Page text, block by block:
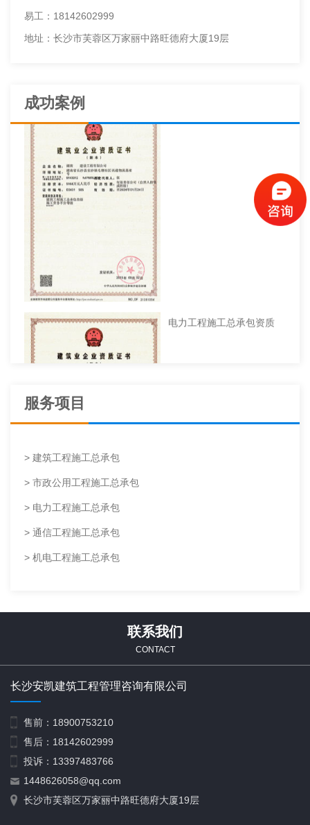
易工：18142602999
地址：长沙市芙蓉区万家丽中路旺德府大厦19层
成功案例
电力工程施工总承包资质
服务项目
> 建筑工程施工总承包
> 市政公用工程施工总承包
> 电力工程施工总承包
> 通信工程施工总承包
> 机电工程施工总承包
联系我们
CONTACT
长沙安凯建筑工程管理咨询有限公司
售前：18900753210
售后：18142602999
投诉：13397483766
1448626058@qq.com
长沙市芙蓉区万家丽中路旺德府大厦19层